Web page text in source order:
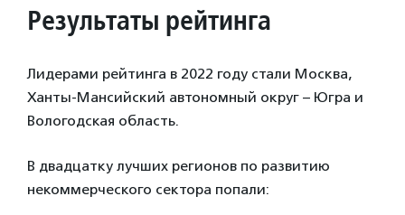
Результаты рейтинга
Лидерами рейтинга в 2022 году стали Москва,
Ханты-Мансийский автономный округ – Югра и
Вологодская область.
В двадцатку лучших регионов по развитию
некоммерческого сектора попали: